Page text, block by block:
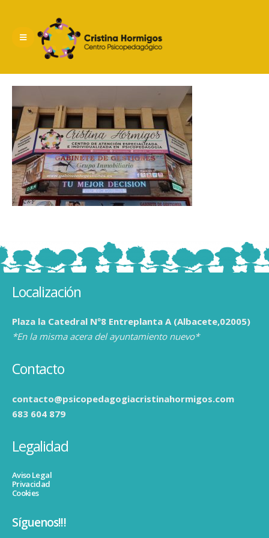
Localización
Plaza la Catedral Nº8 Entreplanta A (Albacete,02005)
*En la misma acera del ayuntamiento nuevo*
Contacto
contacto@psicopedagogiacristinahormigos.com
683 604 879
Legalidad
Aviso Legal
Privacidad
Cookies
Síguenos!!!